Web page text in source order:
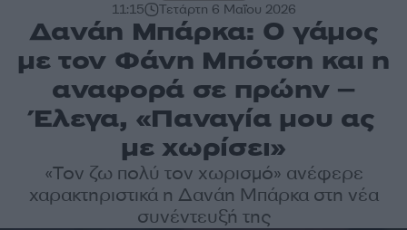
11:15 Τετάρτη 6 Μαΐου 2026
Δανάη Μπάρκα: Ο γάμος
με τον Φάνη Μπότση και η
αναφορά σε πρώην –
Έλεγα, «Παναγία μου ας
με χωρίσει»
«Τον ζω πολύ τον χωρισμό» ανέφερε
χαρακτηριστικά η Δανάη Μπάρκα στη νέα
συνέντευξή της